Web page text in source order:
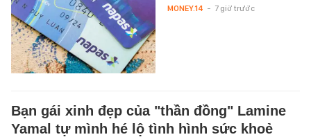
MONEY.14 - 7 giờ trước
Bạn gái xinh đẹp của "thần đồng" Lamine
Yamal tự mình hé lộ tình hình sức khoẻ